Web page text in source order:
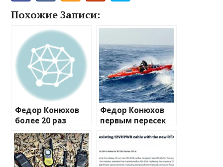
Похожие Записи:
Федор Конюхов
более 20 раз
перевернулся в
шторм посреди
Атлантики
Федор Конюхов
первым пересек
Атлантику на
весельной лодке